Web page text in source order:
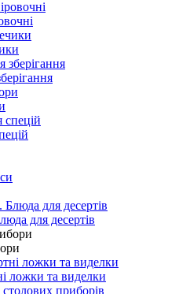
для десертів
ложки та виделки
приборів